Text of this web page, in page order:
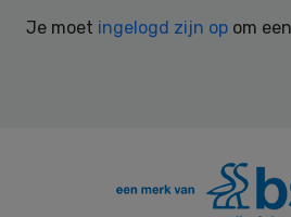
Je moet ingelogd zijn op om